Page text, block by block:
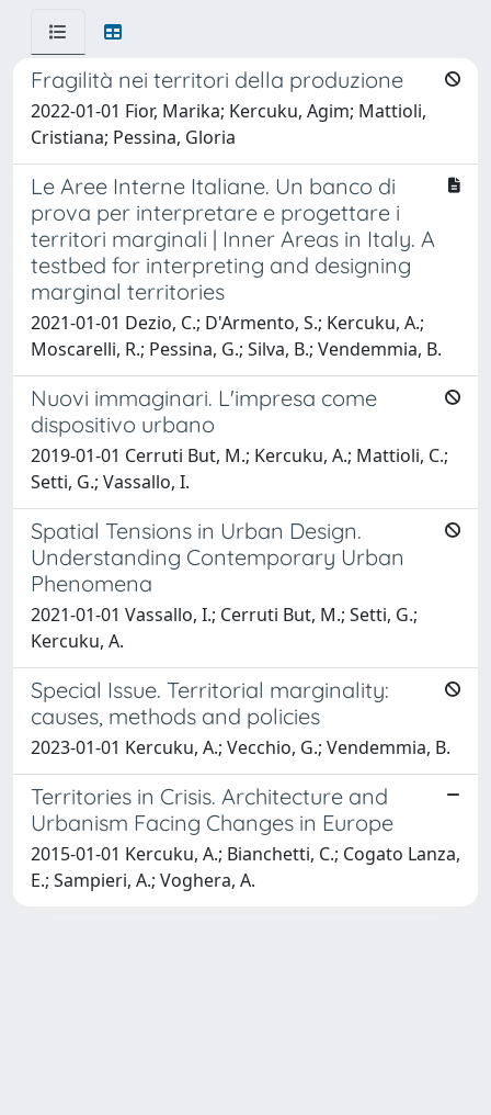
Fragilità nei territori della produzione
2022-01-01 Fior, Marika; Kercuku, Agim; Mattioli,
Cristiana; Pessina, Gloria
Le Aree Interne Italiane. Un banco di
prova per interpretare e progettare i
territori marginali | Inner Areas in Italy. A
testbed for interpreting and designing
marginal territories
2021-01-01 Dezio, C.; D'Armento, S.; Kercuku, A.;
Moscarelli, R.; Pessina, G.; Silva, B.; Vendemmia, B.
Nuovi immaginari. L'impresa come
dispositivo urbano
2019-01-01 Cerruti But, M.; Kercuku, A.; Mattioli, C.;
Setti, G.; Vassallo, I.
Spatial Tensions in Urban Design.
Understanding Contemporary Urban
Phenomena
2021-01-01 Vassallo, I.; Cerruti But, M.; Setti, G.;
Kercuku, A.
Special Issue. Territorial marginality:
causes, methods and policies
2023-01-01 Kercuku, A.; Vecchio, G.; Vendemmia, B.
Territories in Crisis. Architecture and
Urbanism Facing Changes in Europe
2015-01-01 Kercuku, A.; Bianchetti, C.; Cogato Lanza,
E.; Sampieri, A.; Voghera, A.